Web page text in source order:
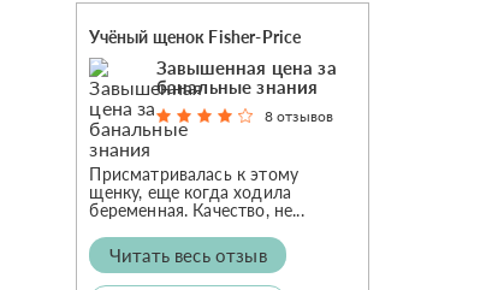
Учёный щенок Fisher-Price
Завышенная цена за
банальные знания
8 отзывов
Присматривалась к этому
щенку, еще когда ходила
беременная. Качество, не...
Читать весь отзыв